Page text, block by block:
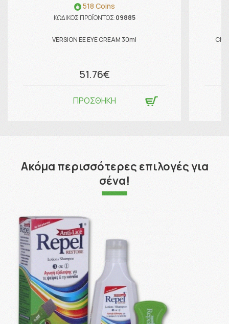
518 Coins
ΚΩΔΙΚΟΣ ΠΡΟΪΟΝΤΟΣ:09885
VERSION EE EYE CREAM 30ml
51.76€
ΠΡΟΣΘΗΚΗ
Ακόμα περισσότερες επιλογές για
σένα!